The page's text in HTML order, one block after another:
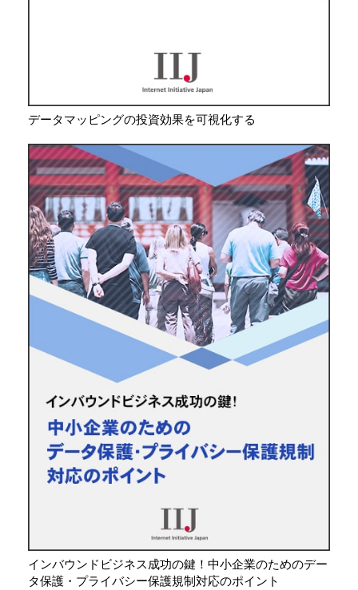
データマッピングの投資効果を可視化する
インバウンドビジネス成功の鍵！中小企業のためのデー
タ保護・プライバシー保護規制対応のポイント